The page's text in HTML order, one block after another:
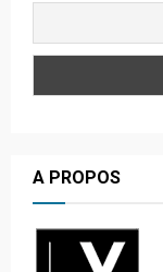
A PROPOS